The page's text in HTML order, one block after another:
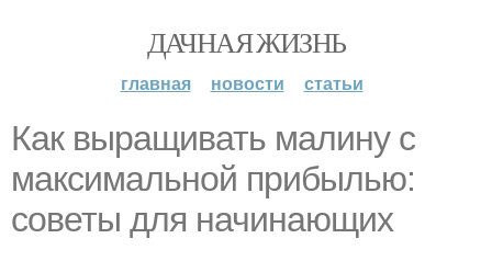
ДАЧНАЯ ЖИЗНЬ
главная новости статьи
Как выращивать малину с
максимальной прибылью:
советы для начинающих